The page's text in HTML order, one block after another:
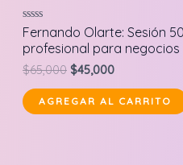
Valorado
en
0
de
5
Fernando Olarte: Sesión
profesional para negocios
$65,000 Original
was:
$65,000.
$45,000Current
is:
$45,000.
AGREGAR AL CARRITO